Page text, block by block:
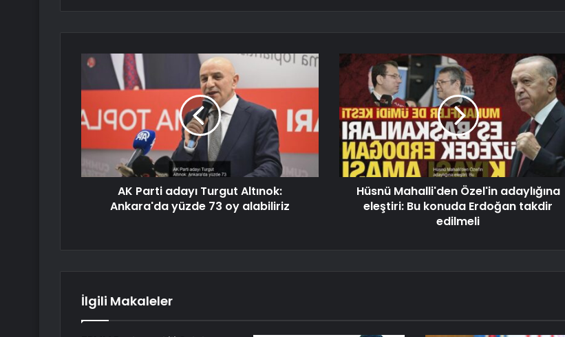
AK Parti adayı Turgut Altınok:
Ankara'da yüzde 73 oy alabiliriz
Hüsnü Mahalli'den Özel'in adaylığına
eleştiri: Bu konuda Erdoğan takdir
edilmeli
İlgili Makaleler